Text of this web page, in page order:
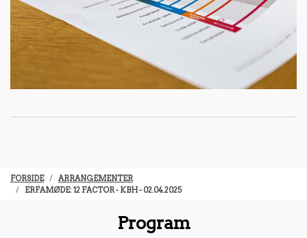
FORSIDE
ARRANGEMENTER
ERFAMØDE: 12 FACTOR - KBH - 02.04.2025
Program